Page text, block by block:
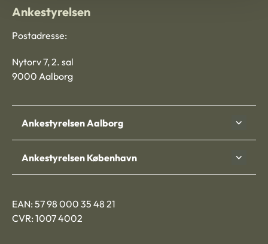
Ankestyrelsen
Postadresse:
Nytorv 7, 2. sal
9000 Aalborg
Ankestyrelsen Aalborg
Ankestyrelsen København
EAN: 57 98 000 35 48 21
CVR: 1007 4002